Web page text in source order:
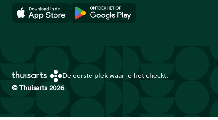
Download in de App StoreDownload in de Google Play
De eerste plek waar je het checkt.
© Thuisarts 2026